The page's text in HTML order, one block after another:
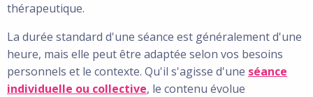
thérapeutique.
La durée standard d'une séance est généralement d'une
heure, mais elle peut être adaptée selon vos besoins
personnels et le contexte. Qu'il s'agisse d'une séance
individuelle ou collective, le contenu évolue